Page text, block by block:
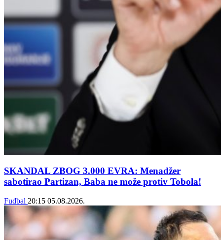
SKANDAL ZBOG 3.000 EVRA: Menadžer
sabotirao Partizan, Baba ne može protiv Tobola!
Fudbal 20:15 05.08.2026.